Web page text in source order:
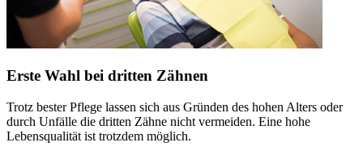
Erste Wahl bei dritten Zähnen
Trotz bester Pflege lassen sich aus Gründen des hohen Alters oder
durch Unfälle die dritten Zähne nicht vermeiden. Eine hohe
Lebensqualität ist trotzdem möglich.